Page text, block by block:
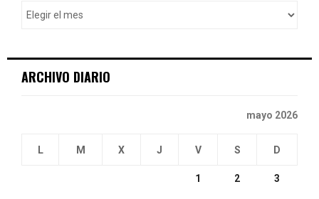
ARCHIVO DIARIO
mayo 2026
L M X J V S D
1 2 3